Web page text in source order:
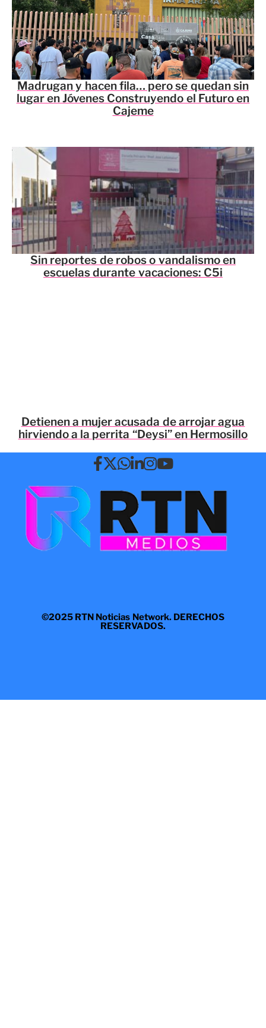
Madrugan y hacen fila… pero se quedan sin
lugar en Jóvenes Construyendo el Futuro en
Cajeme
Sin reportes de robos o vandalismo en
escuelas durante vacaciones: C5i
Detienen a mujer acusada de arrojar agua
hirviendo a la perrita “Deysi” en Hermosillo
©2025 RTN Noticias Network. DERECHOS
RESERVADOS.